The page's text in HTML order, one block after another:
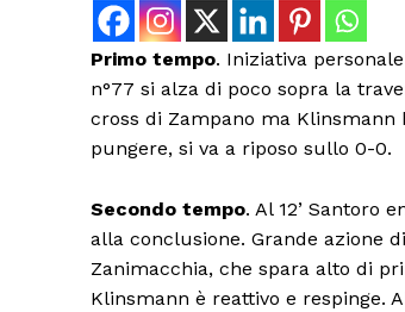
Primo tempo. Iniziativa
n°77 si alza di poco sopra la
cross di Zampano ma
pungere, si va a riposo sullo 0-0.
Secondo tempo. Al 12’ Santoro
alla conclusione. Grande azione
Zanimacchia, che spara alto di
Klinsmann è reattivo e respinge.